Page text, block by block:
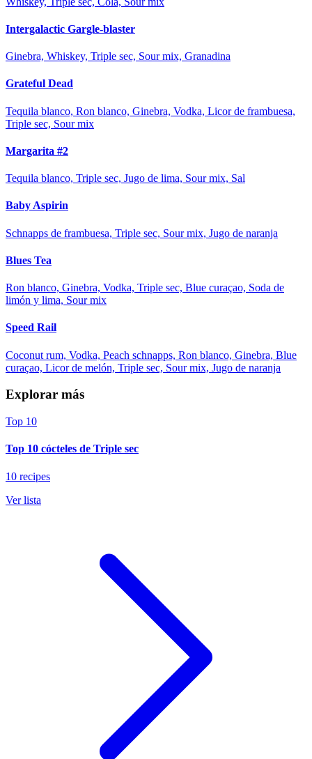
Intergalactic Gargle-blaster
Ginebra, Whiskey, Triple sec, Sour mix, Granadina
Grateful Dead
Tequila blanco, Ron blanco, Ginebra, Vodka, Licor de frambuesa,
Triple sec, Sour mix
Margarita #2
Tequila blanco, Triple sec, Jugo de lima, Sour mix, Sal
Baby Aspirin
Schnapps de frambuesa, Triple sec, Sour mix, Jugo de naranja
Blues Tea
Ron blanco, Ginebra, Vodka, Triple sec, Blue curaçao, Soda de
limón y lima, Sour mix
Speed Rail
Coconut rum, Vodka, Peach schnapps, Ron blanco, Ginebra, Blue
curaçao, Licor de melón, Triple sec, Sour mix, Jugo de naranja
Explorar más
Top 10
Top 10 cócteles de Triple sec
10 recipes
Ver lista